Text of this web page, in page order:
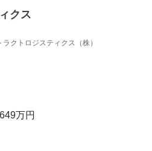
クス
クトロジスティクス（株）
万円